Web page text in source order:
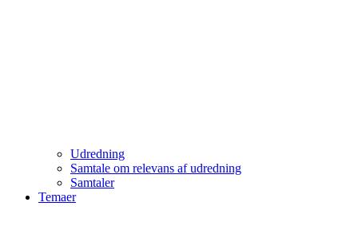
Udredning
Samtale om relevans af udredning
Samtaler
Temaer